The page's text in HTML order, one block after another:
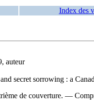
Index des
auteur
secret sorrowing : a
de couverture. —